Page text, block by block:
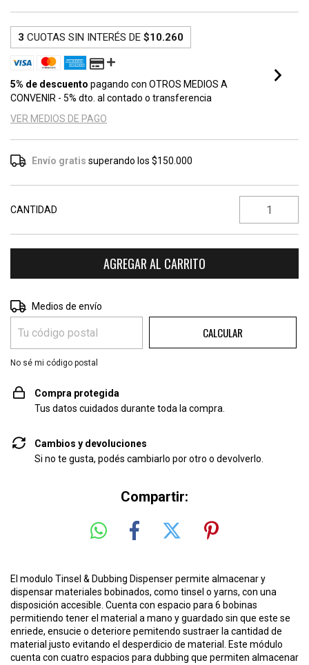
3 CUOTAS SIN INTERÉS DE $10.260
5% de descuento pagando con OTROS MEDIOS A
CONVENIR - 5% dto. al contado o transferencia
VER MEDIOS DE PAGO
Envío gratis superando los$150.000
CANTIDAD
Entregas para el CP:
Medios de envío
CALCULAR
No sé mi código postal
Compra protegida
Tus datos cuidados durante toda la compra.
Cambios y devoluciones
Si no te gusta, podés cambiarlo por otro o devolverlo.
Compartir:
El modulo Tinsel & Dubbing Dispenser permite almacenar y
dispensar materiales bobinados, como tinsel o yarns, con una
disposición accesible. Cuenta con espacio para 6 bobinas
permitiendo tener el material a mano y guardado sin que este se
enriede, ensucie o deteriore pemitendo sustraer la cantidad de
material justo evitando el desperdicio de material. Este módulo
cuenta con cuatro espacios para dubbing que permiten almacenar